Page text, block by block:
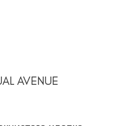
AVENUE